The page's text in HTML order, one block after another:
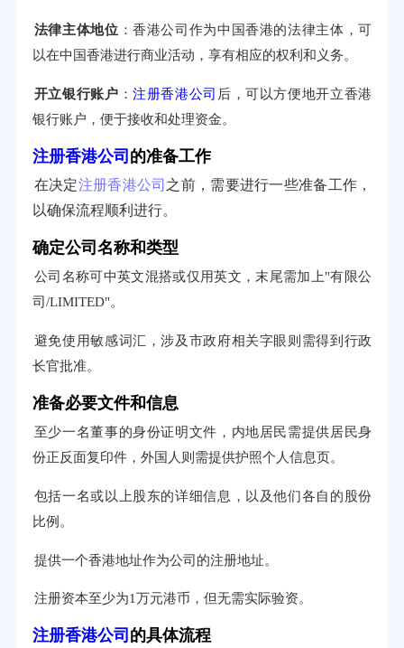
法律主体地位 ：香港公司作为中国香港的法律主体，可
以在中国香港进行商业活动，享有相应的权利和义务。
开立银行账户 ：注册香港公司 后，可以方便地开立香港
银行账户，便于接收和处理资金。
注册香港公司 的准备工作
在决定注册香港公司 之前，需要进行一些准备工作，
以确保流程顺利进行。
确定公司名称和类型
公司名称可中英文混搭或仅用英文，末尾需加上"有限公
司/LIMITED"。
避免使用敏感词汇，涉及市政府相关字眼则需得到行政
长官批准。
准备必要文件和信息
至少一名董事的身份证明文件，内地居民需提供居民身
份正反面复印件，外国人则需提供护照个人信息页。
包括一名或以上股东的详细信息，以及他们各自的股份
比例。
提供一个香港地址作为公司的注册地址。
注册资本至少为1万元港币，但无需实际验资。
注册香港公司 的具体流程